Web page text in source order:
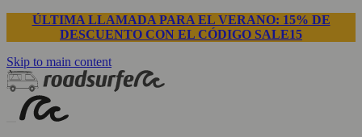
ÚLTIMA LLAMADA PARA EL VERANO: 15% DE
DESCUENTO CON EL CÓDIGO SALE15
Skip to main content